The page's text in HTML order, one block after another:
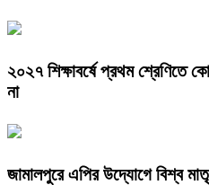
২০২৭ শিক্ষাবর্ষে প্রথম শ্রেণিতে
না
জামালপুরে এপির উদ্যোগে বিশ্ব